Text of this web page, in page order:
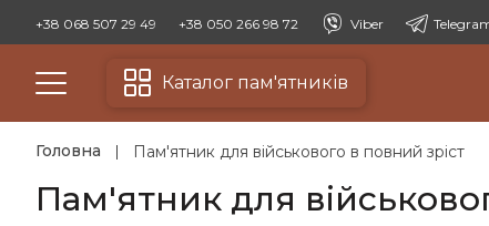
+38 068 507 29 49 +38 050 266 98 72 Viber
Каталог пам'ятників
Головна Пам'ятник для військового в повний зріст
Пам'ятник для